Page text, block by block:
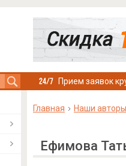
Прием заявок
Главная Наши авторы
Ефимова